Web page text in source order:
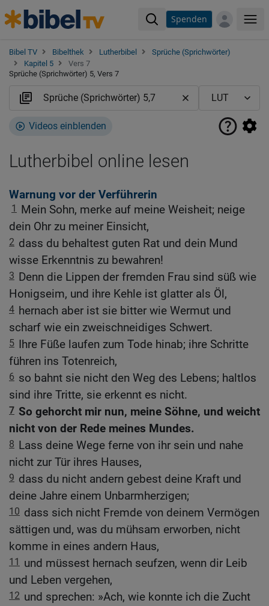
Spenden
Bibel TV Bibelthek Lutherbibel
Sprüche (Sprichwörter)
Kapitel 5
Vers 7
Sprüche (Sprichwörter) 5, Vers 7
Videos einblenden
Lutherbibel online lesen
Warnung vor der Verführerin
1
Mein Sohn, merke auf meine Weisheit; neige
dein Ohr zu meiner Einsicht,
2 dass du behaltest guten Rat und dein Mund
wisse Erkenntnis zu bewahren!
3 Denn die Lippen der fremden Frau sind süß wie
Honigseim, und ihre Kehle ist glatter als Öl,
4 hernach aber ist sie bitter wie Wermut und
scharf wie ein zweischneidiges Schwert.
5 Ihre Füße laufen zum Tode hinab; ihre Schritte
führen ins Totenreich,
6 so bahnt sie nicht den Weg des Lebens; haltlos
sind ihre Tritte, sie erkennt es nicht.
7 So gehorcht mir nun, meine Söhne, und weicht
nicht von der Rede meines Mundes.
8 Lass deine Wege ferne von ihr sein und nahe
nicht zur Tür ihres Hauses,
9 dass du nicht andern gebest deine Kraft und
deine Jahre einem Unbarmherzigen;
10 dass sich nicht Fremde von deinem Vermögen
sättigen und, was du mühsam erworben, nicht
komme in eines andern Haus,
11
und müssest hernach seufzen, wenn dir Leib
und Leben vergehen,
12 und sprechen: »Ach, wie konnte ich die Zucht